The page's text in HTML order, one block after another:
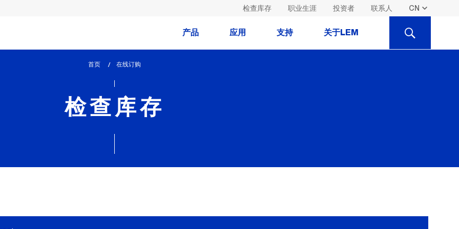
检查库存 职业生涯 投资者 联系人
产品 应用 支持 关于LEM SEARCH
首页
lem_current_page
在线订购
检查库存